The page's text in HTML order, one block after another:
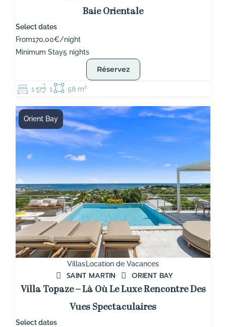
Baie Orientale
Select dates
From170,00€/night
Minimum Stay5 nights
Réservez
1 1 56 m²
Villas Location de Vacances
SAINT MARTIN
ORIENT BAY
Villa Topaze – Là Où Le Luxe Rencontre Des
Vues Spectaculaires
Select dates
Orient Bay